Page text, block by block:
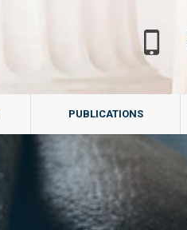
PUBLICATIONS